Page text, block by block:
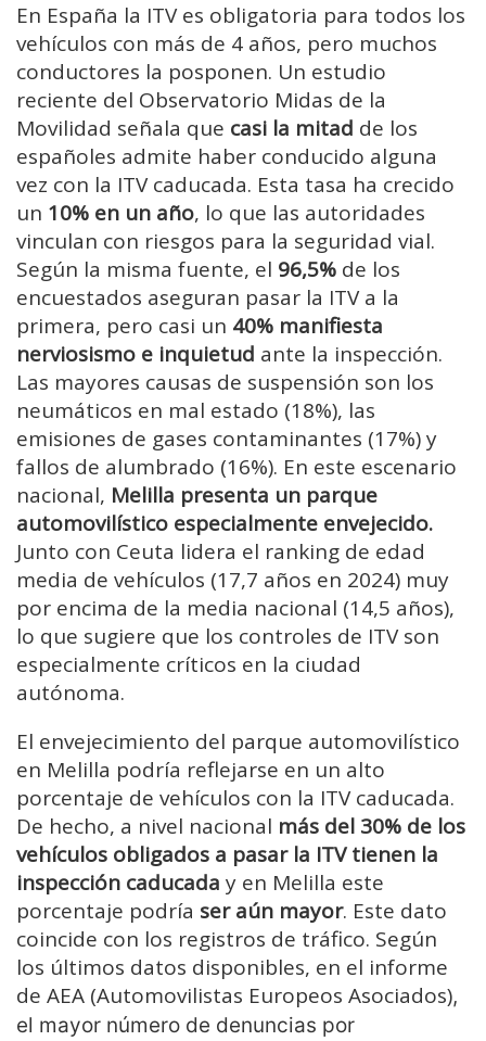
En España la ITV es obligatoria para todos los
vehículos con más de 4 años, pero muchos
conductores la posponen. Un estudio
reciente del Observatorio Midas de la
Movilidad señala que casi la mitad de los
españoles admite haber conducido alguna
vez con la ITV caducada. Esta tasa ha crecido
un 10% en un año, lo que las autoridades
vinculan con riesgos para la seguridad vial.
Según la misma fuente, el 96,5% de los
encuestados aseguran pasar la ITV a la
primera, pero casi un 40% manifiesta
nerviosismo e inquietud ante la inspección.
Las mayores causas de suspensión son los
neumáticos en mal estado (18%), las
emisiones de gases contaminantes (17%) y
fallos de alumbrado (16%). En este escenario
nacional, Melilla presenta un parque
automovilístico especialmente envejecido.
Junto con Ceuta lidera el ranking de edad
media de vehículos (17,7 años en 2024) muy
por encima de la media nacional (14,5 años),
lo que sugiere que los controles de ITV son
especialmente críticos en la ciudad
autónoma.
El envejecimiento del parque automovilístico
en Melilla podría reflejarse en un alto
porcentaje de vehículos con la ITV caducada.
De hecho, a nivel nacional más del 30% de los
vehículos obligados a pasar la ITV tienen la
inspección caducada y en Melilla este
porcentaje podría ser aún mayor. Este dato
coincide con los registros de tráfico. Según
los últimos datos disponibles, en el informe
de AEA (Automovilistas Europeos Asociados),
el mayor número de denuncias por